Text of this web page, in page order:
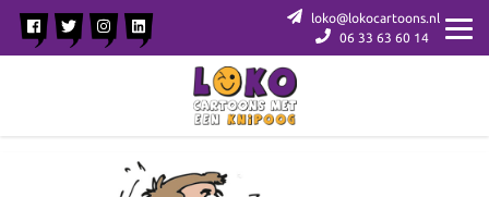
loko@lokocartoons.nl
06 33 63 60 14